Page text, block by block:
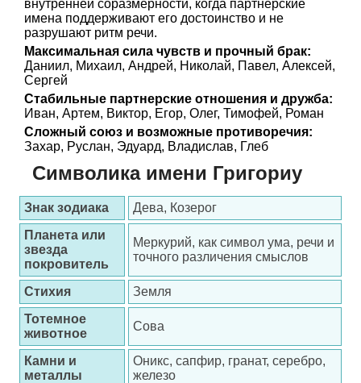
внутренней соразмерности, когда партнерские
имена поддерживают его достоинство и не
разрушают ритм речи.
Максимальная сила чувств и прочный брак:
Даниил, Михаил, Андрей, Николай, Павел, Алексей,
Сергей
Стабильные партнерские отношения и дружба:
Иван, Артем, Виктор, Егор, Олег, Тимофей, Роман
Сложный союз и возможные противоречия:
Захар, Руслан, Эдуард, Владислав, Глеб
Символика имени Григориу
Знак зодиака
Дева, Козерог
Планета или
звезда
покровитель
Меркурий, как символ ума, речи и
точного различения смыслов
Стихия
Земля
Тотемное
животное
Сова
Камни и
металлы
Оникс, сапфир, гранат, серебро,
железо